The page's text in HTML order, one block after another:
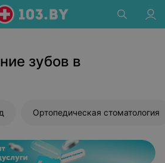
зубов в
Ортопедическая стоматология